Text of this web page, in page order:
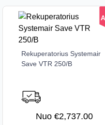
page
Rekuperatorius Systemair
Save VTR 250/B
€2,737.00
This
product
The